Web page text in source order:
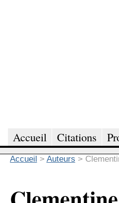
Accueil Citations
Accueil > Auteurs >